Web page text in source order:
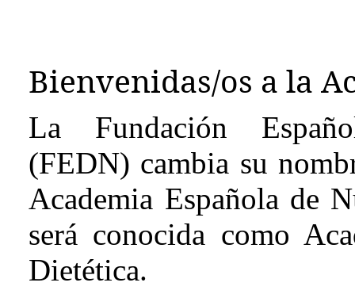
Bienvenidas/os a la
La Fundación
(FEDN) cambia su
Academia Española de
será conocida como
Dietética.